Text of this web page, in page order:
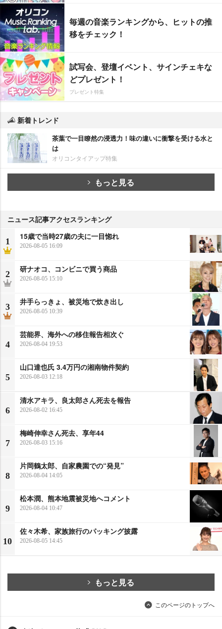
毎週の音楽ランキングから、ヒットの推
移をチェック！
試写会、登壇イベント、サインチェキな
どプレゼント！
プレゼント特集
新着トレンド
茶葉で一目瞭然の浸透力！味の違いに衝撃を受ける水と
は
オリコンタイアップ特集
もっと見る
ニュース記事アクセスランキング
1
15歳で当時27歳の夫に一目惚れ
2026-08-05 16:09
2
研ナオコ、コンビニで買う商品
2026-08-05 15:10
3
井手らっきょ、被災地で炊き出し
2026-08-05 10:39
4
芸能界、海外への移住報告相次ぐ
2026-08-04 19:53
5
山口達也氏 3.4万円の湘南物件契約
2026-08-03 12:18
6
清水アキラ、良太郎さん死去を報告
2026-08-02 16:45
7
梅崎伸幸さん死去、享年44
2026-08-03 15:16
8
片岡鶴太郎、自家農園での“発見”
2026-08-04 14:05
9
松本潤、熊本地震被災地へコメント
2026-08-04 10:47
10
佐々木希、家族旅行のパッキング披露
2026-08-05 14:45
もっと見る
このページのトップへ